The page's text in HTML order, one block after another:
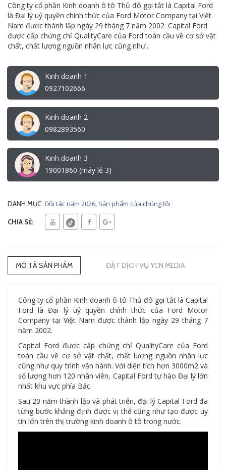
Công ty cổ phần Kinh doanh ô tô Thủ đô gọi tắt là Capital Ford
là Đại lý uỷ quyền chính thức của Ford Motor Company tại Việt
Nam được thành lập ngày 29 tháng 7 năm 2002. Capital Ford
được cấp chứng chỉ QualityCare của Ford toàn cầu về cơ sở vật
chất, chất lượng nguồn nhân lực cũng như...
Kinh doanh 1
0927102666
Kinh doanh 2
0982893560
Kinh doanh 3
19001860 (máy lẻ 3)
DANH MỤC: Đối tác năm 2026, Sản phẩm của chúng tôi
CHIA SẺ:
MÔ TẢ SẢN PHẨM ĐẶT DỊCH VỤ YCN MEDIA
Công ty cổ phần Kinh doanh ô tô Thủ đô gọi tắt là Capital
Ford là Đại lý uỷ quyền chính thức của Ford Motor
Company tại Việt Nam được thành lập ngày 29 tháng 7
năm 2002.
Capital Ford được cấp chứng chỉ QualityCare của Ford
toàn cầu về cơ sở vật chất, chất lượng nguồn nhân lực
cũng như quy trình vận hành. Với diện tích hơn 3000m2 và
số lượng hơn 120 nhân viên, Capital Ford tự hào Đại lý lớn
nhất khu vực phía Bắc.
Sau 20 năm thành lập và phát triển, đại lý Capital Ford đã
từng bước khẳng định được vị thế cũng như tạo được uy
tín lớn trên thị trường kinh doanh ô tô trong nước.